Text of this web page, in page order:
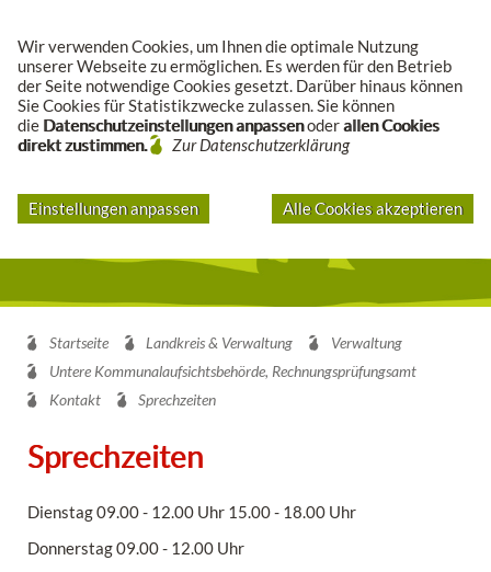
Wir verwenden Cookies, um Ihnen die optimale Nutzung
unserer Webseite zu ermöglichen. Es werden für den Betrieb
der Seite notwendige Cookies gesetzt. Darüber hinaus können
Sie Cookies für Statistikzwecke zulassen. Sie können
die Datenschutzeinstellungen anpassenoderallen Cookies
direkt zustimmen.
Zur Datenschutzerklärung
Einstellungen anpassen Alle Cookies akzeptieren
Startseite Landkreis & Verwaltung
Verwaltung
Untere Kommunalaufsichtsbehörde, Rechnungsprüfungsamt
Kontakt
Sprechzeiten
Sprechzeiten
Dienstag 09.00 - 12.00 Uhr 15.00 - 18.00 Uhr
Donnerstag 09.00 - 12.00 Uhr